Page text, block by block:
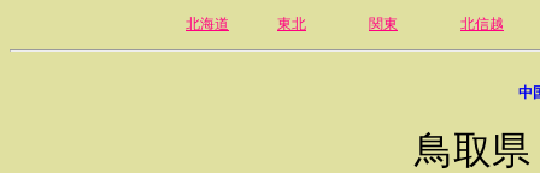
北海道 東北 関東 北信越
中
鳥取